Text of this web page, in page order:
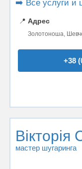
➡️ Все услуги и
📍 Адрес
Золотоноша,
+38
Вікторія
мастер шугаринга